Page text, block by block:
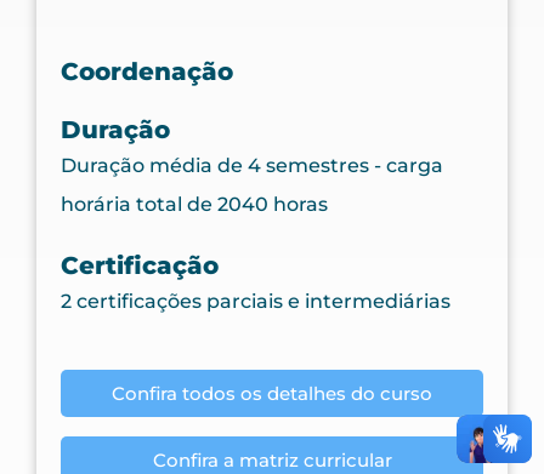
Coordenação
Duração
Duração média de 4 semestres - carga
horária total de 2040 horas
Certificação
2 certificações parciais e intermediárias
Confira todos os detalhes do curso
Confira a matriz curricular